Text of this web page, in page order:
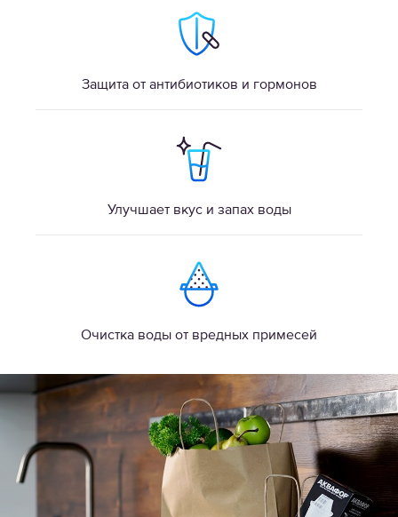
Защита от антибиотиков и гормонов
Улучшает вкус и запах воды
Очистка воды от вредных примесей